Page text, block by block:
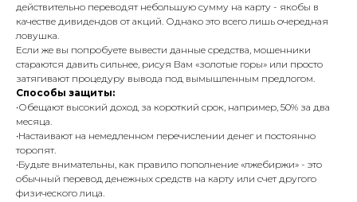
действительно переводят небольшую сумму на карту - якобы в
качестве дивидендов от акций. Однако это всего лишь очередная
ловушка.
Если же вы попробуете вывести данные средства, мошенники
стараются давить сильнее, рисуя Вам «золотые горы» или просто
затягивают процедуру вывода под вымышленным предлогом.
Способы защиты:
•Обещают высокий доход за короткий срок, например, 50% за два
месяца.
•Настаивают на немедленном перечислении денег и постоянно
торопят.
•Будьте внимательны, как правило пополнение «лжебиржи» - это
обычный перевод денежных средств на карту или счет другого
физического лица.